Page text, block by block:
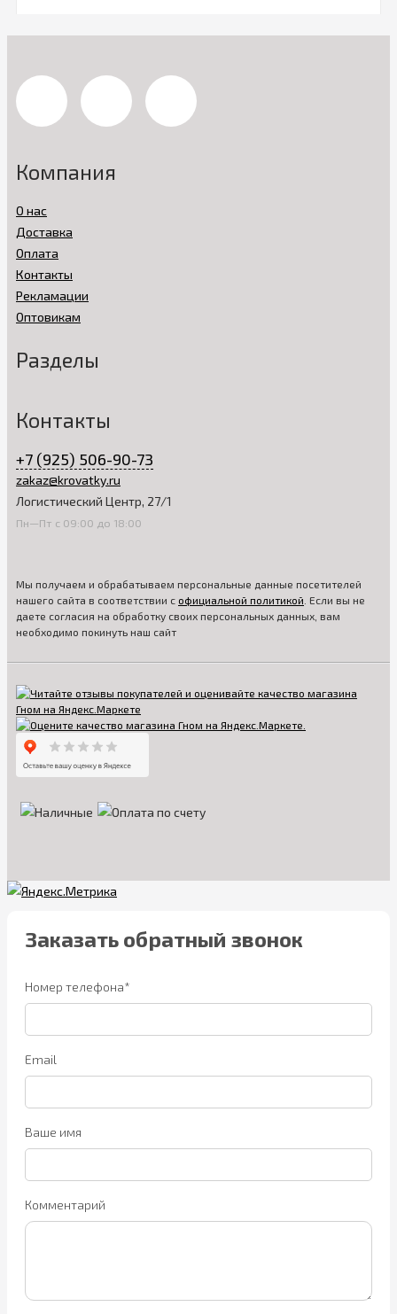
Компания
О нас
Доставка
Оплата
Контакты
Рекламации
Оптовикам
Разделы
Контакты
+7 (925) 506-90-73
zakaz@krovatky.ru
Логистический Центр, 27/1
Пн—Пт с 09:00 до 18:00
Мы получаем и обрабатываем персональные данные посетителей
нашего сайта в соответствии с официальной политикой . Если вы не
даете согласия на обработку своих персональных данных, вам
необходимо покинуть наш сайт
Заказать обратный звонок
Номер телефона*
Email
Ваше имя
Комментарий